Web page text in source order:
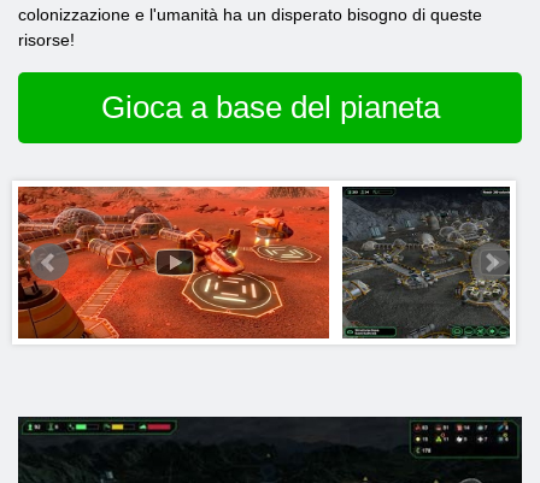
colonizzazione e l'umanità ha un disperato bisogno di queste
risorse!
Gioca a base del pianeta